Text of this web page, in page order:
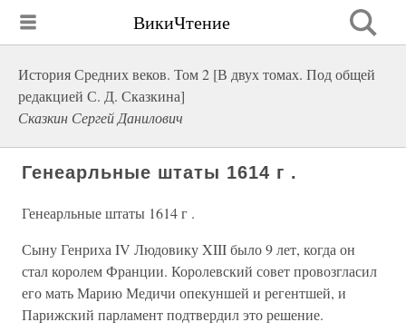
ВикиЧтение
История Средних веков. Том 2 [В двух томах. Под общей
редакцией С. Д. Сказкина]
Сказкин Сергей Данилович
Генеарльные штаты 1614 г .
Генеарльные штаты 1614 г .
Сыну Генриха IV Людовику XIII было 9 лет, когда он
стал королем Франции. Королевский совет провозгласил
его мать Марию Медичи опекуншей и регентшей, и
Парижский парламент подтвердил это решение.